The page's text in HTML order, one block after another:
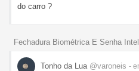
do carro ?
Fechadura Biométrica E Senha
Tonho da Lua @varoneis -